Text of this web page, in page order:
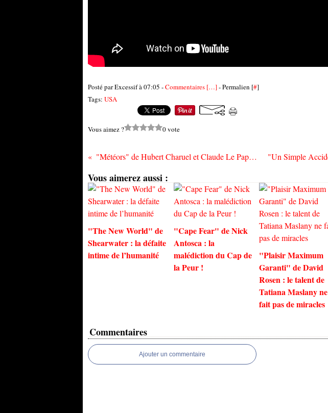
Posté par Excessif à 07:05 -Commentaires […]- Permalien [#]
Tags: USA
Vous aimez ? 0 vote
"Météors" de Hubert Charuel et Claude Le Pape : la bière, c’est comme si c’était mon frère !
Vous aimerez aussi :
"The New World" de
Shearwater : la défaite
intime de l’humanité
"Cape Fear" de Nick
Antosca : la
malédiction du Cap de
la Peur !
"Plaisir Maximum
Garanti" de David
Rosen : le talent de
Tatiana Maslany ne
fait pas de miracles
Commentaires
Ajouter un commentaire